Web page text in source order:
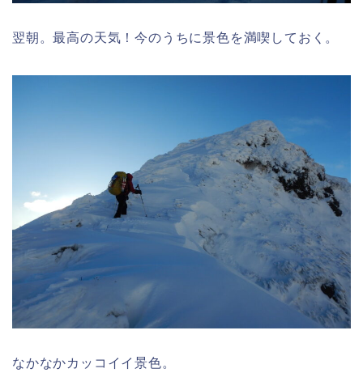
翌朝。最高の天気！今のうちに景色を満喫しておく。
なかなかカッコイイ景色。